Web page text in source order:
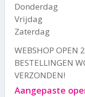
Donderdag
Vrijdag
Zaterdag
WEBSHOP OPEN
BESTELLINGEN
VERZONDEN!
Aangepaste